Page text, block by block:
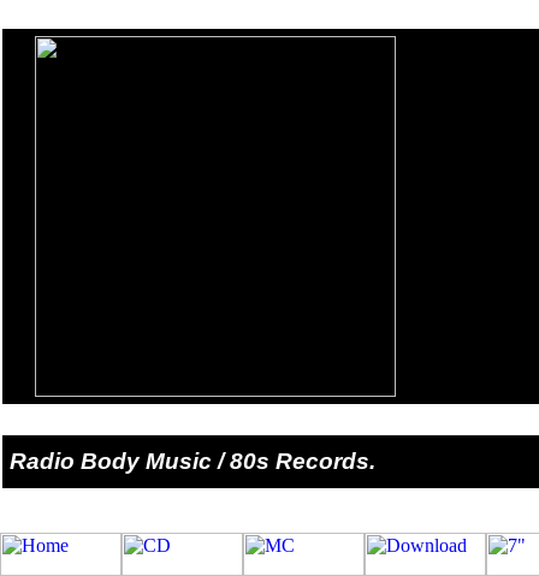
Radio Body Music / 80s Records.